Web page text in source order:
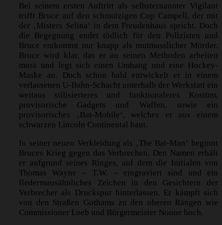
Bei seinem ersten Auftritt als selbsternannter Vigilant
trifft Bruce auf den schmutzigen Cop Campell, der mit
der ‚Misters Selina‘ in dem Freudenhaus spricht. Doch
die Begegnung endet tödlich für den Polizisten und
Bruce entkommt nur knapp als mutmasslicher Mörder.
Bruce wird klar, das er an seinen Methoden arbeiten
muss und legt sich einen Umhang und eine Hockey-
Maske an. Doch schon bald entwickelt er in einem
verlassenen U-Bahn-Schacht unterhalb der Werkstatt ein
weitaus stilisierteres und funktionaleres Kostüm,
provisorische Gadgets und Waffen, sowie ein
provisorisches ‚Bat-Mobile‘, welches er aus einem
schwarzen Lincoln Continental baut.
In seiner neuen Verkleidung als ‚The Bat-Man‘ beginnt
Bruces Krieg gegen das Verbrechen. Den Namen erhält
er aufgrund seines Ringes, auf dem die Initialen von
Thomas Wayne – T.W. – eingraviert sind und ein
fledermausähnliches Zeichen in den Gesichtern der
Verbrecher als Druckspur hinterlassen. Er kämpft sich
von den Straßen Gothams zu den oberen Rängen wie
Commissioner Loeb und Bürgermeister Noone hoch.